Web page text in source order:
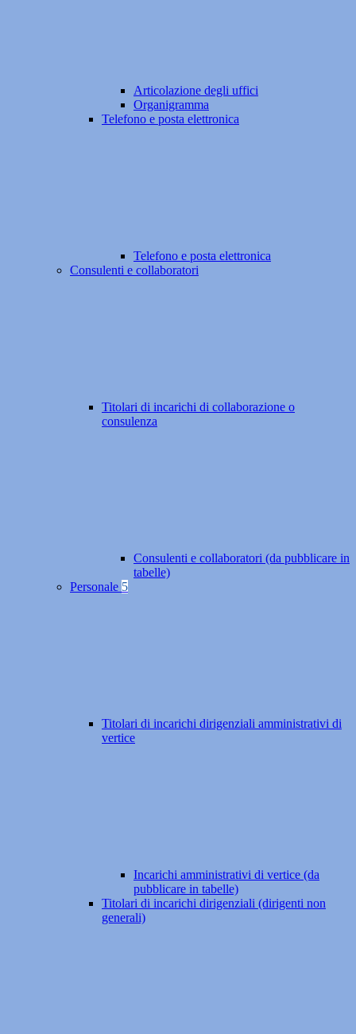
Articolazione degli uffici
Organigramma
Telefono e posta elettronica
Telefono e posta elettronica
Consulenti e collaboratori
Titolari di incarichi di collaborazione o
consulenza
Consulenti e collaboratori (da pubblicare in
tabelle)
Personale 5
Titolari di incarichi dirigenziali amministrativi di
vertice
Incarichi amministrativi di vertice (da
pubblicare in tabelle)
Titolari di incarichi dirigenziali (dirigenti non
generali)